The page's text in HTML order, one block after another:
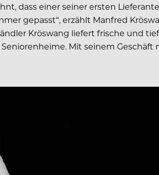
dass einer seiner ersten
gepasst“, erzählt Manfred
Kröswang liefert frische und
Mit seinem